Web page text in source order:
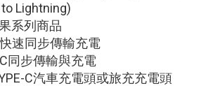
Lightning)
系列商品
速同步傳輸充電
同步傳輸與充電
C汽車充電頭或旅充充電頭